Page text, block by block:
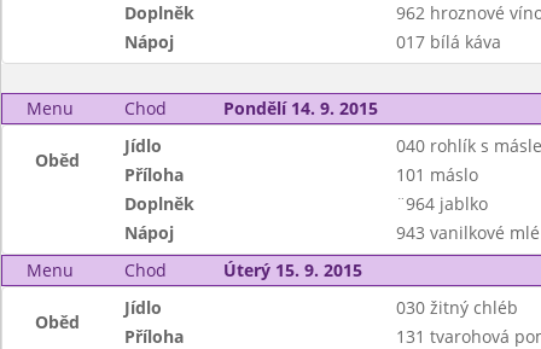
Doplněk
962 hroznové
Nápoj
017 bílá káva
Menu Chod Pondělí 14. 9. 2015
Oběd
Jídlo
040 rohlík s
Příloha
101 máslo
Doplněk
¨964 jablko
Nápoj
943 vanilkové
Menu
Chod Úterý 15. 9. 2015
Oběd
Jídlo
030 žitný chléb
Příloha
131 tvarohová